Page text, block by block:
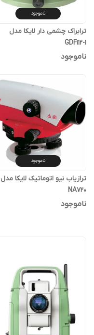
ناموجود
ترابراک چشمی دار لایکا مدل
GDF112-1
ناموجود
ناموجود
ترازیاب نیو اتوماتیک لایکا مدل
NA720
ناموجود